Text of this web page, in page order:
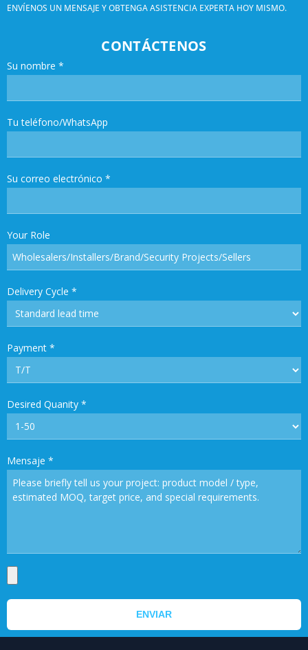
ENVÍENOS UN MENSAJE Y OBTENGA ASISTENCIA EXPERTA HOY MISMO.
CONTÁCTENOS
Su nombre *
Tu teléfono/WhatsApp
Su correo electrónico *
Your Role
Delivery Cycle *
Payment *
Desired Quanity *
Mensaje *
ENVIAR